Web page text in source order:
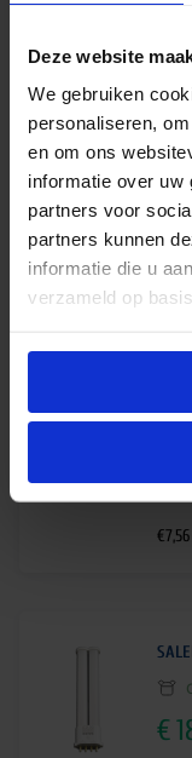
Deze website
We gebruiken
personaliseren,
en om ons
informatie over uw
partners voor
partners kunnen
informatie die u
verzameld op
€
€7,56
€7,56
€